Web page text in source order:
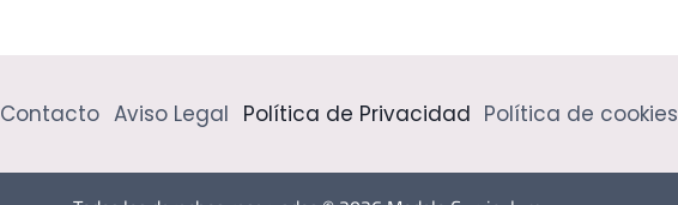
Contacto Aviso Legal Política de Privacidad Política de cookies